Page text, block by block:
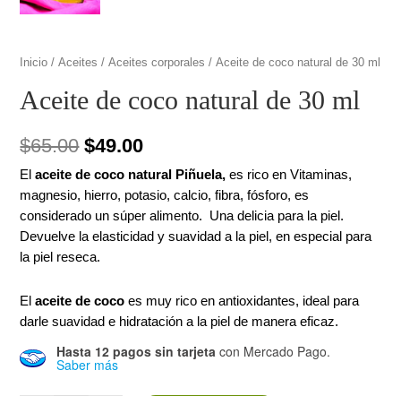
Inicio /Aceites /Aceites corporales / Aceite de coco natural de 30 ml
Aceite de coco natural de 30 ml
$65.00 El
precio
original
era:
$49.00El
precio
actual
es:
Elaceite de coco natural Piñuela, es rico en Vitaminas,
magnesio, hierro, potasio, calcio, fibra, fósforo, es
considerado un súper alimento. Una delicia para la piel.
Devuelve la elasticidad y suavidad a la piel, en especial para
la piel reseca.
Elaceite de coco es muy rico en antioxidantes, ideal para
darle suavidad e hidratación a la piel de manera eficaz.
Hasta 12 pagos sin tarjeta con Mercado Pago.
Saber más